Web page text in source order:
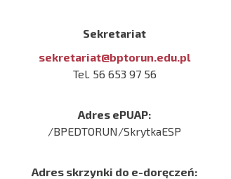
Sekretariat
sekretariat@bptorun.edu.pl
Tel. 56 653 97 56
Adres ePUAP:
/BPEDTORUN/SkrytkaESP
Adres skrzynki do e-doręczeń: